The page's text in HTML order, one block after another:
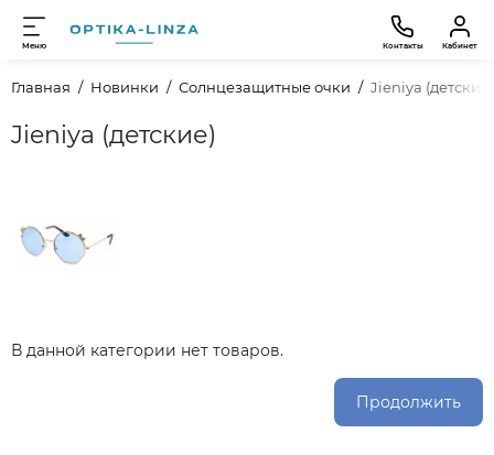
Меню Контакты Кабинет
Главная Новинки Солнцезащитные очки Jieniya (детские)
Jieniya (детские)
В данной категории нет товаров.
Продолжить